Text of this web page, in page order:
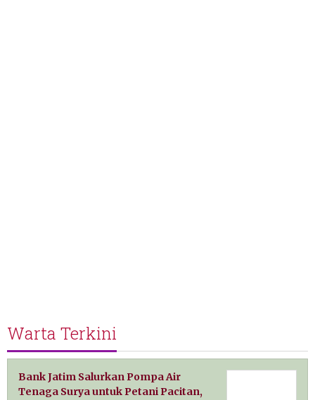
Warta Terkini
Bank Jatim Salurkan Pompa Air
Tenaga Surya untuk Petani Pacitan,